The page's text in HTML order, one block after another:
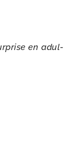
en adul­